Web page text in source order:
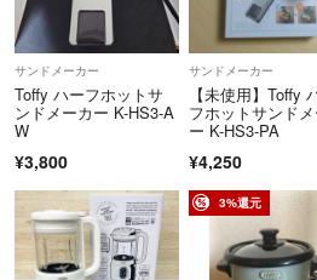
サンドメーカー
Toffy ハーフホットサ
ンドメーカー K-HS3-A
W
¥3,800
サンドメーカー
【未使用】Toffy
フホットサンド
ー K-HS3-PA
¥4,250
3%還元